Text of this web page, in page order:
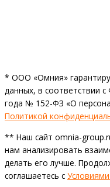
* ООО «Омния»
данных, в соответствии
года № 152-ФЗ «О
Политикой
** Наш сайт omnia-
нам анализировать
делать его лучше.
соглашаетесь с